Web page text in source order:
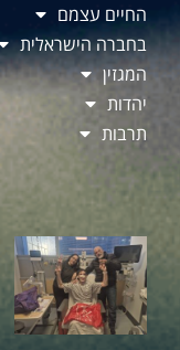
החיים עצמם
בחברה הישראלית
המגזין
יהדות
תרבות